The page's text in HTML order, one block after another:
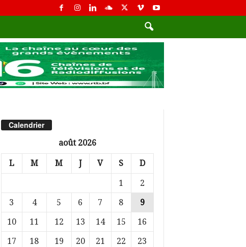
Calendrier
août 2026
L M M J V S D
1
2
3
4 5 6 7 8
9
10
11 12 13 14 15
16
17
18 19 20 21 22
23